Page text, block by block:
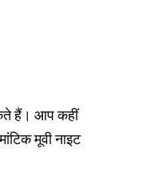
हैं। आप कहीं
मूवी नाइट